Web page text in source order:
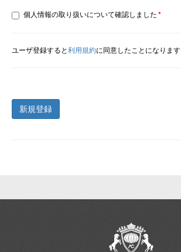
個人情報の取り扱いについて確認しました
ユーザ登録すると利用規約に同意したことになります
新規登録